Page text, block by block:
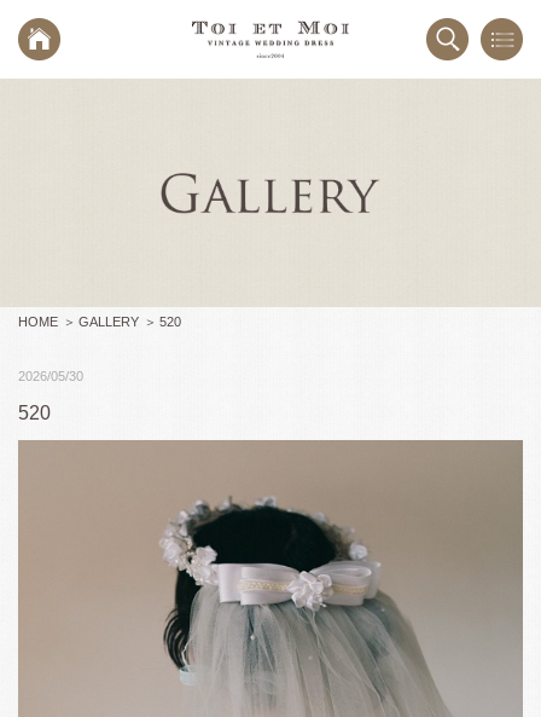
HOME GALLERY 520
2026/05/30
520